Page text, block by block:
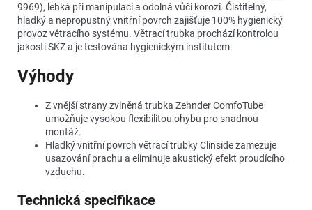
9969), lehká při manipulaci a odolná vůči korozi. Čistitelný,
hladký a nepropustný vnitřní povrch zajišťuje 100% hygienický
provoz větracího systému. Větrací trubka prochází kontrolou
jakosti SKZ a je testována hygienickým institutem.
Výhody
Z vnější strany zvlněná trubka Zehnder ComfoTube
umožňuje vysokou flexibilitou ohybu pro snadnou
montáž.
Hladký vnitřní povrch větrací trubky Clinside zamezuje
usazování prachu a eliminuje akustický efekt proudícího
vzduchu.
Technická specifikace